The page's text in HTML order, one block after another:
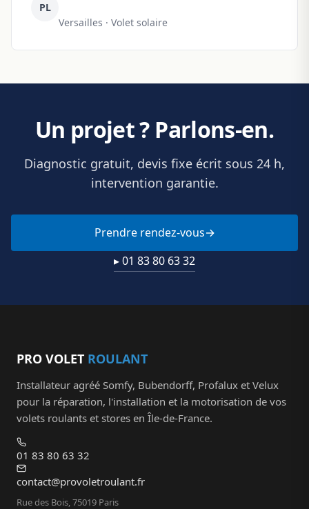
PL
Versailles · Volet solaire
Un projet ? Parlons-en.
Diagnostic gratuit, devis fixe écrit sous 24 h,
intervention garantie.
Prendre rendez-vous
▸ 01 83 80 63 32
PRO VOLET ROULANT
Installateur agréé Somfy, Bubendorff, Profalux et Velux
pour la réparation, l'installation et la motorisation de vos
volets roulants et stores en Île-de-France.
01 83 80 63 32
contact@provoletroulant.fr
Rue des Bois, 75019 Paris